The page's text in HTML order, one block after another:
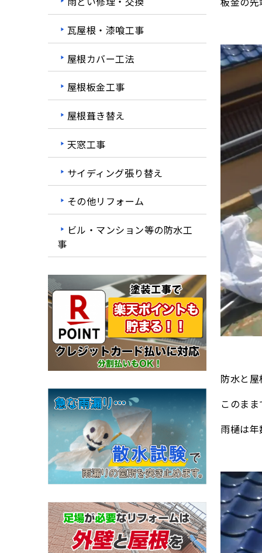
防水と
このま
雨樋は
瓦屋根・漆喰工事
屋根カバー工法
屋根板金工事
屋根葺き替え
天窓工事
サイディング張り替え
その他リフォーム
ビル・マンション等の防水工
事